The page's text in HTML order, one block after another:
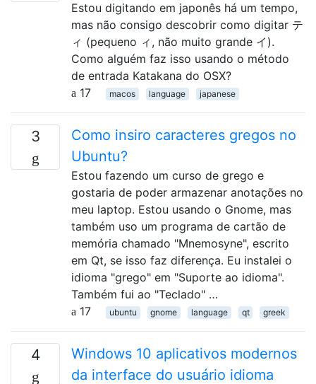
Estou digitando em japonês há um tempo,
mas não consigo descobrir como digitar テ
ィ (pequeno ィ, não muito grande イ).
Como alguém faz isso usando o método
de entrada Katakana do OSX?
17
macos language japanese
3
Como insiro caracteres gregos no
Ubuntu?
Estou fazendo um curso de grego e
gostaria de poder armazenar anotações no
meu laptop. Estou usando o Gnome, mas
também uso um programa de cartão de
memória chamado "Mnemosyne", escrito
em Qt, se isso faz diferença. Eu instalei o
idioma "grego" em "Suporte ao idioma".
Também fui ao "Teclado" …
17
ubuntu gnome language qt greek
4
Windows 10 aplicativos modernos
da interface do usuário idioma